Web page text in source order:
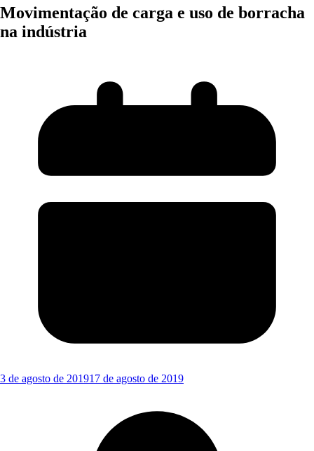
Movimentação de carga e uso de borracha
na indústria
3 de agosto de 201917 de agosto de 2019